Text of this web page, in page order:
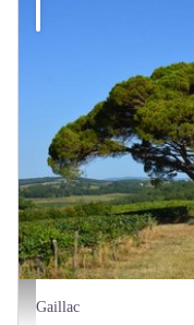
Pin parasol. - CDRP
Gaillac